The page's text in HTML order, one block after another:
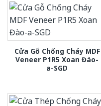
Cửa Gỗ Chống Cháy MDF
Veneer P1R5 Xoan Đào-
a-SGD